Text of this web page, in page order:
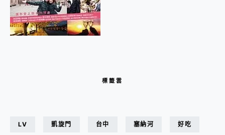
標籤雲
LV 凱旋門 台中 塞納河 好吃